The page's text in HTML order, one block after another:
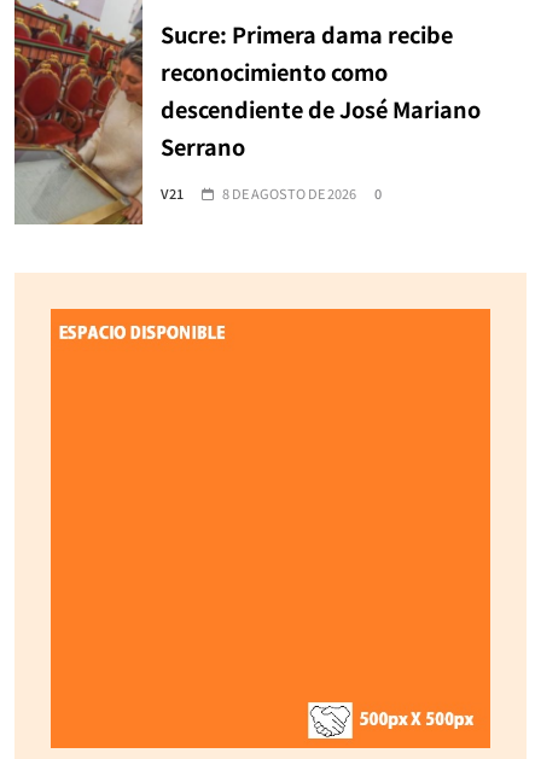
Sucre: Primera dama recibe
reconocimiento como
descendiente de José Mariano
Serrano
V21 8 DE AGOSTO DE 2026 0